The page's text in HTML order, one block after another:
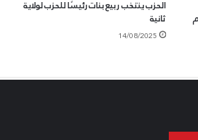
الحزب ينتخب ربيع بنات رئيسًا للحزب لولاية
ثانية
14/08/2025